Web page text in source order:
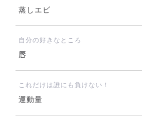
蒸しエビ
自分の好きなところ
唇
これだけは誰にも負けない！
運動量